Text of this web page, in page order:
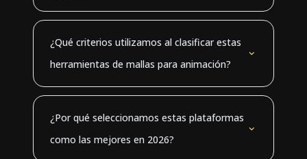
¿Qué criterios utilizamos al clasificar estas
herramientas de mallas para animación?
¿Por qué seleccionamos estas plataformas
como las mejores en 2026?